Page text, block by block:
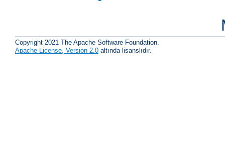
Copyright 2021 The Apache Software Foundation.
Apache License, Version 2.0 altında lisanslıdır.